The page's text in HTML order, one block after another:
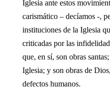
Iglesia ante estos
carismático – decíamos -,
instituciones de la Iglesia
criticadas por las
que, en sí, son obras
Iglesia; y son obras de
defectos humanos.